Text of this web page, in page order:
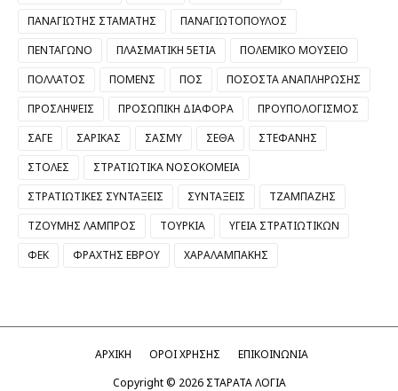
ΠΑΝΑΓΙΩΤΗΣ ΣΤΑΜΑΤΗΣ
ΠΑΝΑΓΙΩΤΟΠΟΥΛΟΣ
ΠΕΝΤΑΓΩΝΟ
ΠΛΑΣΜΑΤΙΚΗ 5ΕΤΙΑ
ΠΟΛΕΜΙΚΟ ΜΟΥΣΕΙΟ
ΠΟΛΛΑΤΟΣ
ΠΟΜΕΝΣ ΠΟΣ
ΠΟΣΟΣΤΑ ΑΝΑΠΛΗΡΩΣΗΣ
ΠΡΟΣΛΗΨΕΙΣ
ΠΡΟΣΩΠΙΚΗ ΔΙΑΦΟΡΑ
ΠΡΟΥΠΟΛΟΓΙΣΜΟΣ
ΣΑΓΕ
ΣΑΡΙΚΑΣ ΣΑΣΜΥ ΣΕΘΑ
ΣΤΕΦΑΝΗΣ
ΣΤΟΛΕΣ
ΣΤΡΑΤΙΩΤΙΚΑ ΝΟΣΟΚΟΜΕΙΑ
ΣΤΡΑΤΙΩΤΙΚΕΣ ΣΥΝΤΑΞΕΙΣ
ΣΥΝΤΑΞΕΙΣ
ΤΖΑΜΠΑΖΗΣ
ΤΖΟΥΜΗΣ ΛΑΜΠΡΟΣ
ΤΟΥΡΚΙΑ
ΥΓΕΙΑ ΣΤΡΑΤΙΩΤΙΚΩΝ
ΦΕΚ
ΦΡΑΧΤΗΣ ΕΒΡΟΥ ΧΑΡΑΛΑΜΠΑΚΗΣ
ΑΡΧΙΚΗ ΟΡΟΙ ΧΡΗΣΗΣ
ΕΠΙΚΟΙΝΩΝΙΑ
Copyright © 2026 ΣΤΑΡΑΤΑ ΛΟΓΙΑ